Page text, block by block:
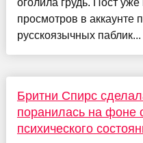
оголила грудь. Пост
просмотров в аккаунте
русскоязычных паблик...
Бритни Спирс
поранилась на фоне
психического